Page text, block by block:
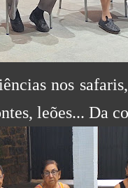
nos
leões... Da